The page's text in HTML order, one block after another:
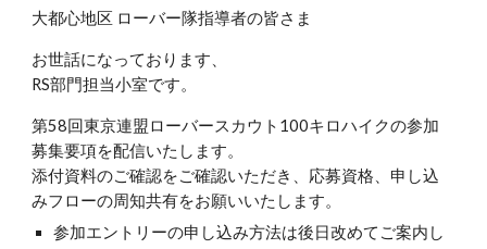
大都心地区 ローバー隊指導者の皆さま
お世話になっております、
RS部門担当小室です。
第58回東京連盟ローバースカウト100キロハイクの参加
募集要項を配信いたします。
添付資料のご確認をご確認いただき、応募資格、申し込
みフローの周知共有をお願いいたします。
参加エントリーの申し込み方法は後日改めてご案内し